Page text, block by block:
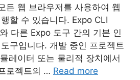
든 웹 브라우저를 사용하여 웹
할 수 있습니다. Expo CLI
다른 Expo 도구 간의 기본 인
구입니다. 개발 중인 프로젝트
레이터 또는 물리적 장치에서
로젝트의 … Read more